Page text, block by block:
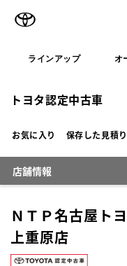
ラインアップ オ
トヨタ認定中古車
お気に入り 保存した見積り
店舗情報
ＮＴＰ名古屋ト
上重原店